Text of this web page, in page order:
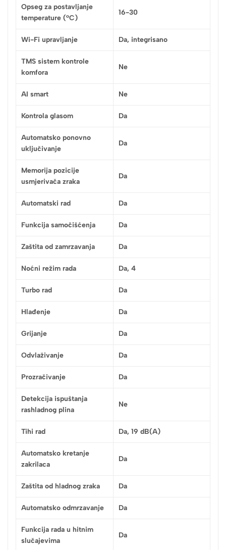
Opseg za postavljanje
temperature (°C)
16-30
Wi-Fi upravljanje Da, integrisano
TMS sistem kontrole
komfora
Ne
AI smart Ne
Kontrola glasom Da
Automatsko ponovno
uključivanje
Da
Memorija pozicije
usmjerivača zraka
Da
Automatski rad Da
Funkcija samočišćenja Da
Zaštita od zamrzavanja Da
Noćni režim rada Da, 4
Turbo rad Da
Hlađenje Da
Grijanje Da
Odvlaživanje Da
Prozračivanje Da
Detekcija ispuštanja
rashladnog plina
Ne
Tihi rad Da, 19 dB(A)
Automatsko kretanje
zakrilaca
Da
Zaštita od hladnog zraka Da
Automatsko odmrzavanje Da
Funkcija rada u hitnim
slučajevima
Da